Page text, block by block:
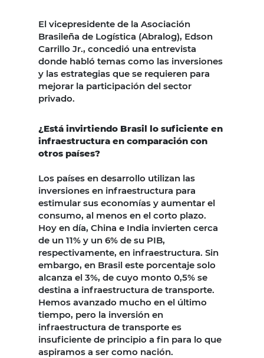
El vicepresidente de la Asociación
Brasileña de Logística (Abralog), Edson
Carrillo Jr., concedió una entrevista
donde habló temas como las inversiones
y las estrategias que se requieren para
mejorar la participación del sector
privado.
¿Está invirtiendo Brasil lo suficiente en
infraestructura en comparación con
otros países?
Los países en desarrollo utilizan las
inversiones en infraestructura para
estimular sus economías y aumentar el
consumo, al menos en el corto plazo.
Hoy en día, China e India invierten cerca
de un 11% y un 6% de su PIB,
respectivamente, en infraestructura. Sin
embargo, en Brasil este porcentaje solo
alcanza el 3%, de cuyo monto 0,5% se
destina a infraestructura de transporte.
Hemos avanzado mucho en el último
tiempo, pero la inversión en
infraestructura de transporte es
insuficiente de principio a fin para lo que
aspiramos a ser como nación.